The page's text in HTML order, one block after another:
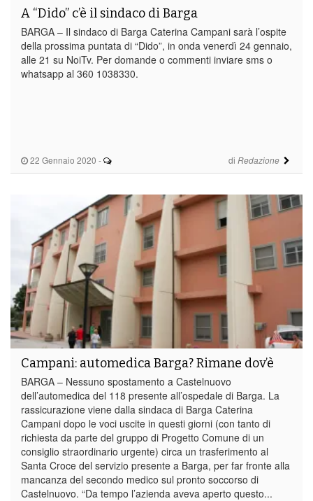
22 Gennaio 2020 - di Redazione
A “Dido” c’è il sindaco di Barga
BARGA – Il sindaco di Barga Caterina Campani sarà l’ospite
della prossima puntata di “Dido”, in onda venerdì 24 gennaio,
alle 21 su NoiTv. Per domande o commenti inviare sms o
whatsapp al 360 1038330.
Campani: automedica Barga? Rimane dov’è
BARGA – Nessuno spostamento a Castelnuovo
dell’automedica del 118 presente all’ospedale di Barga. La
rassicurazione viene dalla sindaca di Barga Caterina
Campani dopo le voci uscite in questi giorni (con tanto di
richiesta da parte del gruppo di Progetto Comune di un
consiglio straordinario urgente) circa un trasferimento al
Santa Croce del servizio presente a Barga, per far fronte alla
mancanza del secondo medico sul pronto soccorso di
Castelnuovo. “Da tempo l’azienda aveva aperto questo...